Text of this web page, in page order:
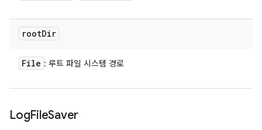
rootDir
File : 루트 파일 시스템 경로
LogFileSaver